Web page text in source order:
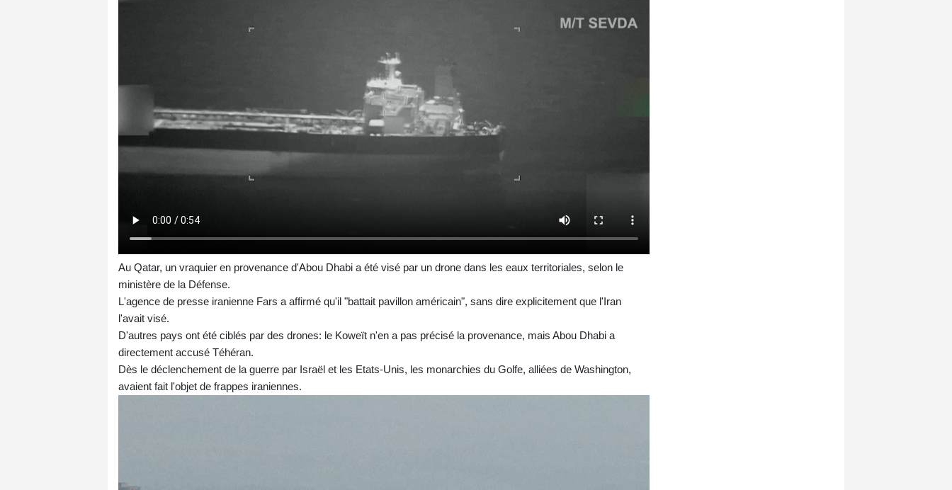
Au Qatar, un vraquier en provenance d'Abou Dhabi a été visé par un drone dans les eaux territoriales, selon le
ministère de la Défense.
L'agence de presse iranienne Fars a affirmé qu'il "battait pavillon américain", sans dire explicitement que l'Iran
l'avait visé.
D'autres pays ont été ciblés par des drones: le Koweït n'en a pas précisé la provenance, mais Abou Dhabi a
directement accusé Téhéran.
Dès le déclenchement de la guerre par Israël et les Etats-Unis, les monarchies du Golfe, alliées de Washington,
avaient fait l'objet de frappes iraniennes.